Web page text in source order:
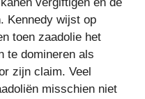
Kennedy wijst op
toen zaadolie het
te domineren als
zijn claim. Veel
misschien niet